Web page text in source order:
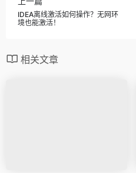
IDEA离线激活如何操作？无网环
境也能激活！
相关文章